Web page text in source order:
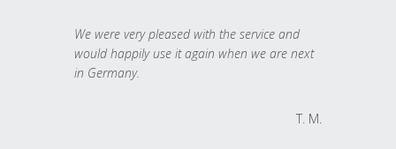
We were very pleased with the service and
would happily use it again when we are next
in Germany.
T. M.